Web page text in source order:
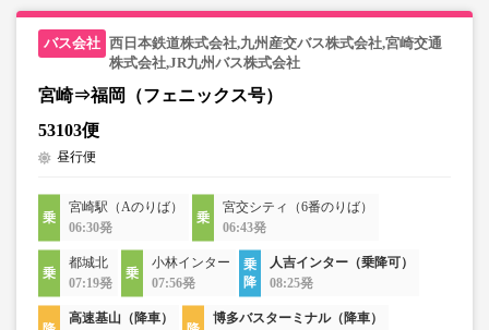
西日本鉄道株式会社,九州産交バス株式会社,宮崎交通
株式会社,JR九州バス株式会社
宮崎⇒福岡（フェニックス号）
53103便
昼行便
宮崎駅（Aのりば）
06:30発
宮交シティ（6番のりば）
06:43発
都城北
07:19発
小林インター
07:56発
人吉インター（乗降可）
08:25発
高速基山（降車）
博多バスターミナル（降車）